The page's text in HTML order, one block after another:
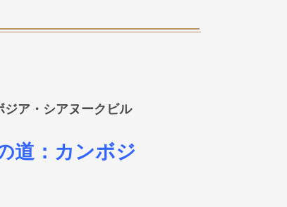
ア・シアヌークビル
道：カンボジ